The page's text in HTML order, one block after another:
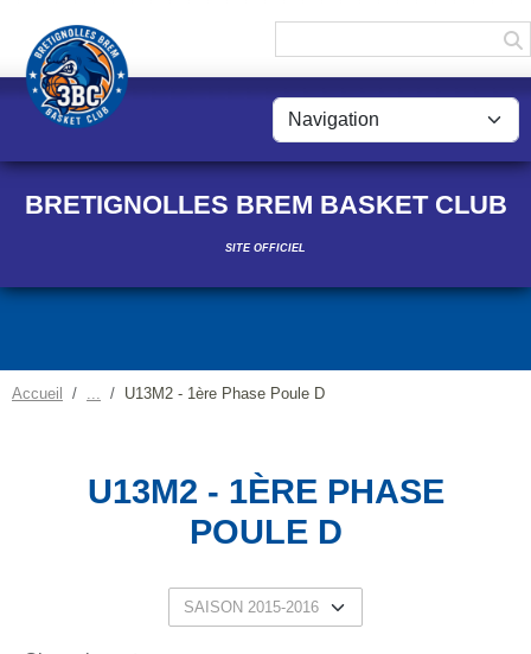
BRETIGNOLLES BREM BASKET CLUB
SITE OFFICIEL
Accueil U13M2 - 1ère Phase Poule D
U13M2 - 1ÈRE PHASE
POULE D